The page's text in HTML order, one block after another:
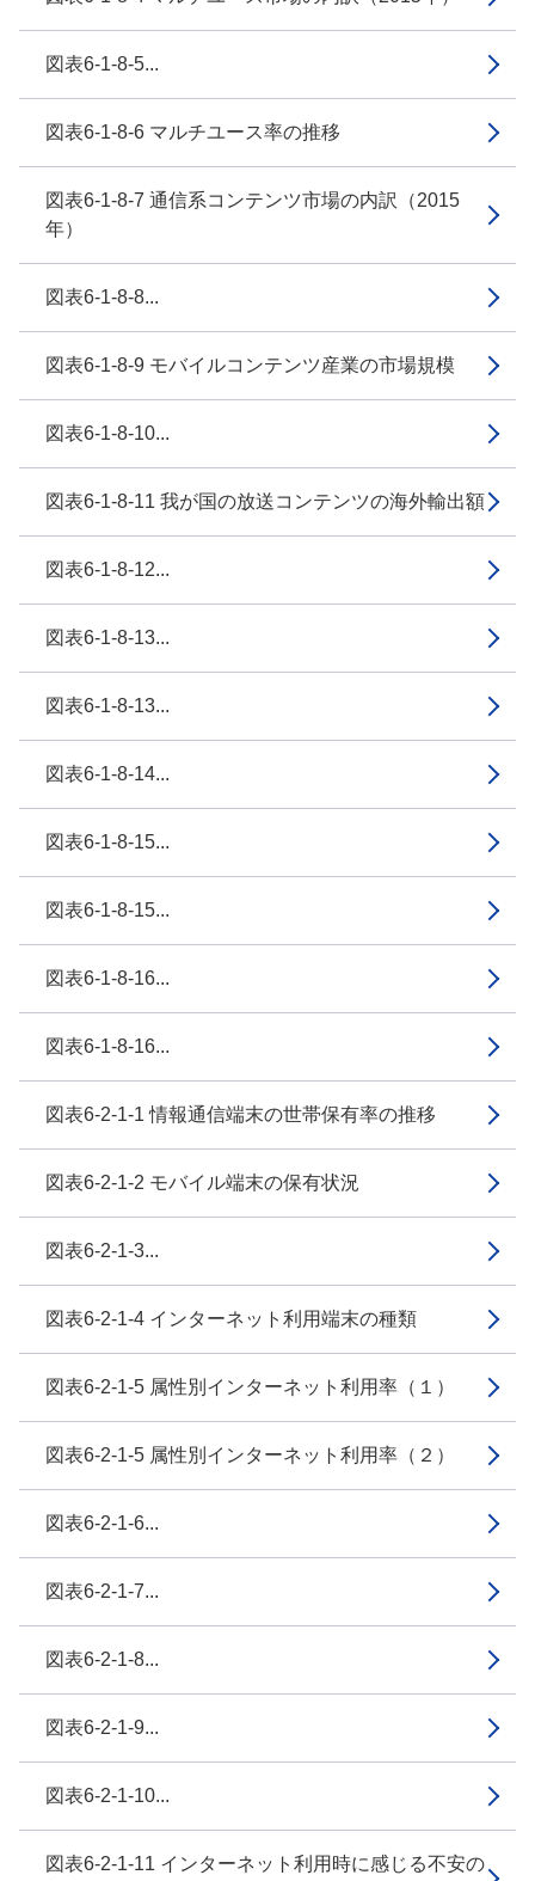
図表6-1-8-5...
図表6-1-8-6 マルチユース率の推移
図表6-1-8-7 通信系コンテンツ市場の内訳（2015
年）
図表6-1-8-8...
図表6-1-8-9 モバイルコンテンツ産業の市場規模
図表6-1-8-10...
図表6-1-8-11 我が国の放送コンテンツの海外輸出額
図表6-1-8-12...
図表6-1-8-13...
図表6-1-8-13...
図表6-1-8-14...
図表6-1-8-15...
図表6-1-8-15...
図表6-1-8-16...
図表6-1-8-16...
図表6-2-1-1 情報通信端末の世帯保有率の推移
図表6-2-1-2 モバイル端末の保有状況
図表6-2-1-3...
図表6-2-1-4 インターネット利用端末の種類
図表6-2-1-5 属性別インターネット利用率（１）
図表6-2-1-5 属性別インターネット利用率（２）
図表6-2-1-6...
図表6-2-1-7...
図表6-2-1-8...
図表6-2-1-9...
図表6-2-1-10...
図表6-2-1-11 インターネット利用時に感じる不安の